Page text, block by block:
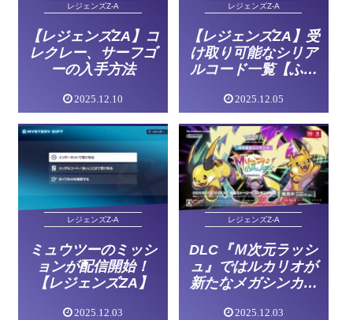
レジェンズZ-A
【レジェンズZA】コ
レクレー、サーフゴ
ーの入手方法
2025.12.10
レジェンズZ-A
【レジェンズZA】受
け取り可能なシリア
ルコード一覧【ふし
2025.12.05
レジェンズZ-A
ミュウツーのミッシ
ョンが配信開始！
【レジェンズZA】
2025.12.03
レジェンズZ-A
DLC『Ｍ次元ラッシ
ュ』ではルカリオが
新たなメガシンカ！
2025.12.03